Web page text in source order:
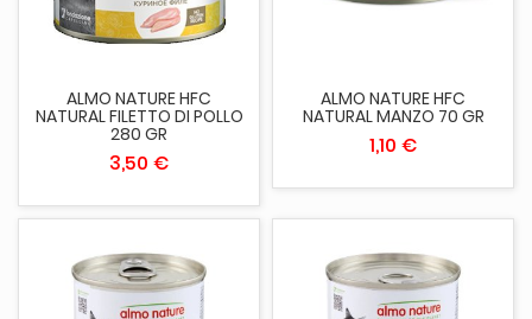
ALMO NATURE HFC
NATURAL FILETTO DI POLLO
280 GR
3,50 €
ALMO NATURE HFC
NATURAL MANZO 70 GR
1,10 €